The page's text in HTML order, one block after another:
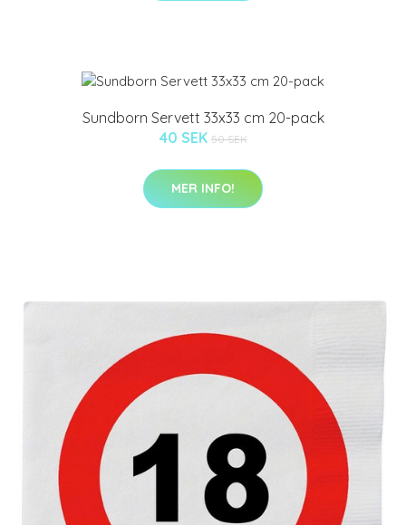
Sundborn Servett 33x33 cm 20-pack
40 SEK 50 SEK
MER INFO!